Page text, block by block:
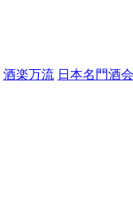
酒楽万流 日本名門酒